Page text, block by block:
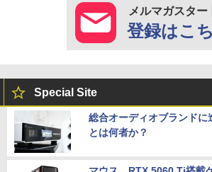
メルマガスター
登録はこ
Special Site
総合オーディオブランドに
とは何者か？